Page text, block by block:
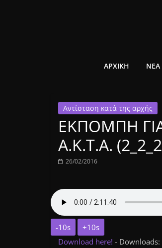
ελεύθερο
1431AM
ΑΡΧΙΚΗ ΝΕΑ
Αντίσταση κατά της αρχής
ΕΚΠΟΜΠΗ
Α.Κ.Τ.Α.
26/02/2016
-10s
+10s
Download here! - Downloads: